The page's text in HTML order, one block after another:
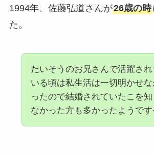
1994年、佐藤弘道さんが26歳の時
た。
たいそうのお兄さんで活躍され
いる頃は私生活は一切明かせ
ったので結婚されていたこを知
なかった方も多かったようで